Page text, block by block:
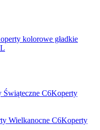
kolorowe gładkie
Świąteczne C6Koperty
Wielkanocne C6Koperty